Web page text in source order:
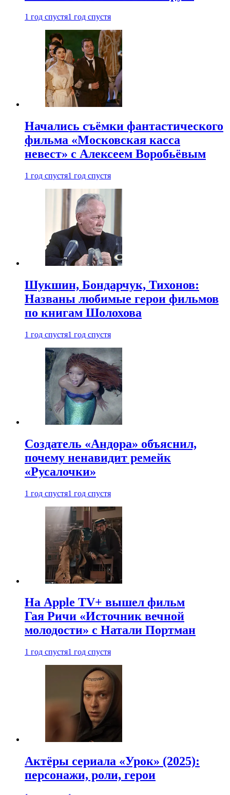
1 год спустя1 год спустя
Начались съёмки фантастического
фильма «Московская касса
невест» с Алексеем Воробьёвым
1 год спустя1 год спустя
Шукшин, Бондарчук, Тихонов:
Названы любимые герои фильмов
по книгам Шолохова
1 год спустя1 год спустя
Создатель «Андора» объяснил,
почему ненавидит ремейк
«Русалочки»
1 год спустя1 год спустя
На Apple TV+ вышел фильм
Гая Ричи «Источник вечной
молодости» с Натали Портман
1 год спустя1 год спустя
Актёры сериала «Урок» (2025):
персонажи, роли, герои